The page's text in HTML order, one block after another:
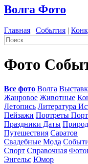
Волга Фото
Главная | События |
Фото
Все фото Волга
Жанровое Животные
Летопись Литература
Пейзажи Портреты
Праздники Даты
Путешествия Саратов
Свадебные Мода
Спорт Справочная
Энгельс Юмор